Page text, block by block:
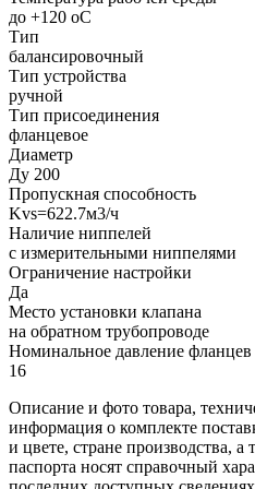
до +120 oC
Тип
балансировочный
Тип устройства
ручной
Тип присоединения
фланцевое
Диаметр
Ду 200
Пропускная способность
Kvs=622.7м3/ч
Наличие ниппелей
с измерительными ниппелями
Ограничение настройки
Да
Место установки клапана
на обратном трубопроводе
Номинальное давление фланцев
16
Описание и фото товара,
информация о комплекте
и цвете, стране производства,
паспорта носят справочный